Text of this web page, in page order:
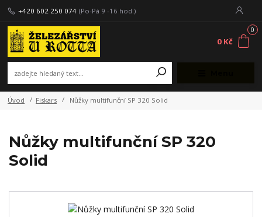
+420 602 250 074 (Po-Pá 9 -16 hod.)
0
0 Kč
Úvod Fiskars Nůžky multifunční SP 320 Solid
Nůžky multifunční SP 320
Solid